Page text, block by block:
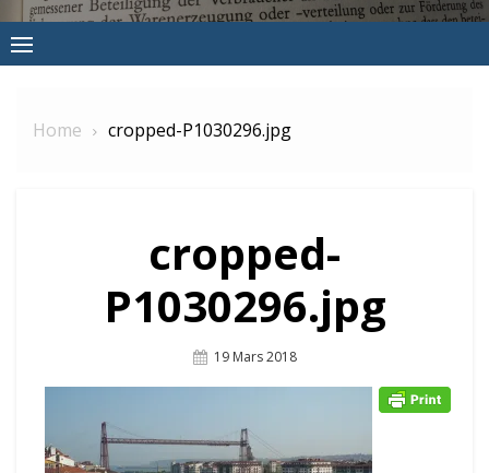
Home cropped-P1030296.jpg
cropped-
P1030296.jpg
Posted
19 Mars 2018